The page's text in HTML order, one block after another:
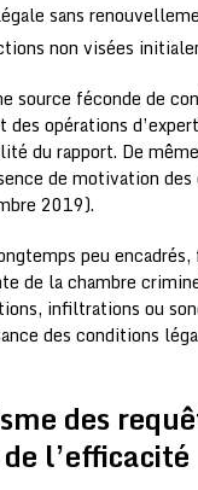
sans
non visées
source féconde de
des opérations
du rapport. De
de motivation
2019).
peu encadrés,
de la chambre
infiltrations ou
des conditions
des
l’efficacité